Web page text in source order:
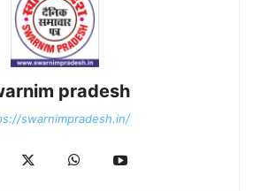
pradesh
swarnimpradesh.in/